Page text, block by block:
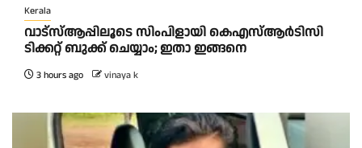
Kerala
വാട്‌സ്ആപ്പിലൂടെ സിംപിളായി കെഎസ്ആര്‍ടിസി
ടിക്കറ്റ് ബുക്ക് ചെയ്യാം; ഇതാ ഇങ്ങനെ
3 hours ago vinaya k